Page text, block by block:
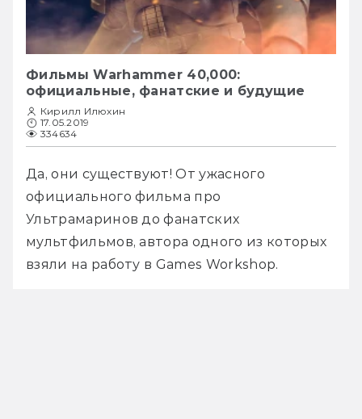
Фильмы Warhammer 40,000:
официальные, фанатские и будущие
Кирилл Илюхин
17.05.2019
334634
Да, они существуют! От ужасного
официального фильма про
Ультрамаринов до фанатских
мультфильмов, автора одного из которых
взяли на работу в Games Workshop.